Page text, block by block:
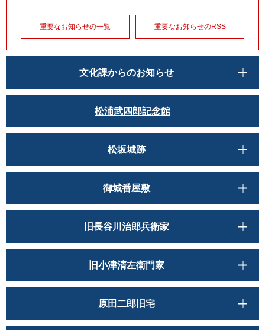
重要なお知らせの一覧 重要なお知らせのRSS
文化課からのお知らせ
松浦武四郎記念館
松坂城跡
御城番屋敷
旧長谷川治郎兵衛家
旧小津清左衛門家
原田二郎旧宅